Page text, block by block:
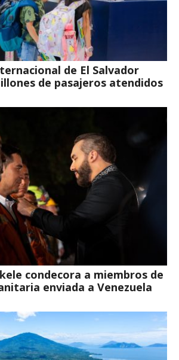
de El Salvador
de pasajeros atendidos
condecora a miembros de
enviada a Venezuela